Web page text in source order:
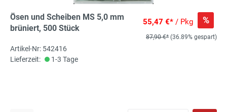
Ösen und Scheiben MS 5,0 mm
brüniert, 500 Stück
55,47 €* / Pkg %
87,90 €* (36.89% gespart)
Artikel-Nr: 542416
Lieferzeit:
1-3 Tage